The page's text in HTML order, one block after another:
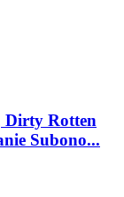
Dirty Rotten
Subono...